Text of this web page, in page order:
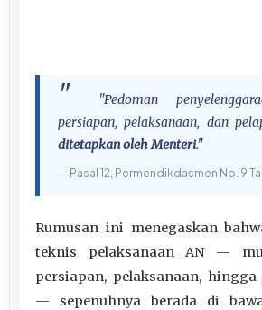
"Pedoman
persiapan, pelaksanaan, dan
ditetapkan oleh Menteri."
— Pasal 12, Permendikdasmen No. 9
Rumusan ini menegaskan
teknis pelaksanaan AN —
persiapan, pelaksanaan,
— sepenuhnya berada di